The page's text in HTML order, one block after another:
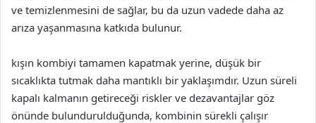
ve temizlenmesini de sağlar, bu da uzun vadede daha az
arıza yaşanmasına katkıda bulunur.
kışın kombiyi tamamen kapatmak yerine, düşük bir
sıcaklıkta tutmak daha mantıklı bir yaklaşımdır. Uzun süreli
kapalı kalmanın getireceği riskler ve dezavantajlar göz
önünde bulundurulduğunda, kombinin sürekli çalışır